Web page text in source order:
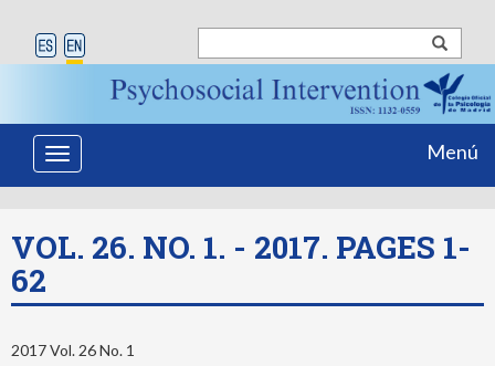
Toggle
navigation
Menú
VOL. 26. NO. 1. - 2017. PAGES 1-
62
2017 Vol. 26 No. 1